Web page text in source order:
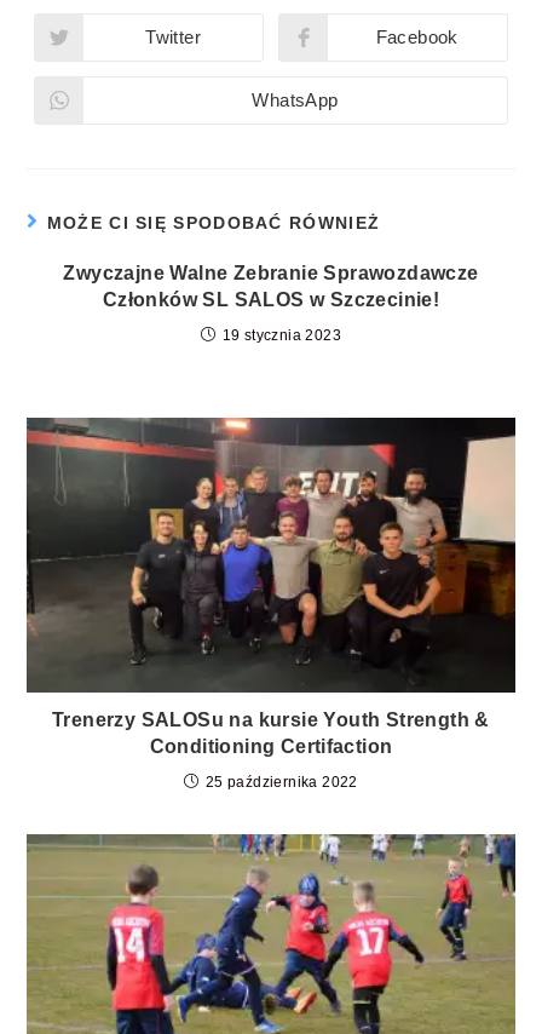
Twitter Facebook
WhatsApp
MOŻE CI SIĘ SPODOBAĆ RÓWNIEŻ
Zwyczajne Walne Zebranie Sprawozdawcze
Członków SL SALOS w Szczecinie!
19 stycznia 2023
Trenerzy SALOSu na kursie Youth Strength &
Conditioning Certifaction
25 października 2022